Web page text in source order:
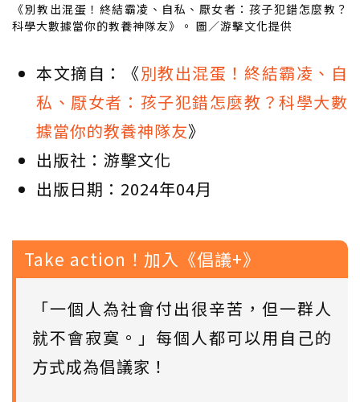
《別教出混蛋！終結霸凌、自私、厭女者：孩子犯錯怎麼教？
科學大數據當你的教養神隊友》。 圖／游擊文化提供
本文摘自：《別教出混蛋！終結霸凌、自
私、厭女者：孩子犯錯怎麼教？科學大數
據當你的教養神隊友》
出版社：游擊文化
出版日期：2024年04月
Take action！加入《倡議+》
「一個人為社會付出很辛苦，但一群人
就不會寂寞。」每個人都可以用自己的
方式成為倡議家！